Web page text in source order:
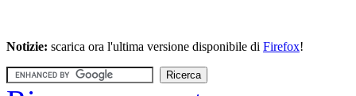
Notizie: scarica ora l'ultima versione disponibile di Firefox!